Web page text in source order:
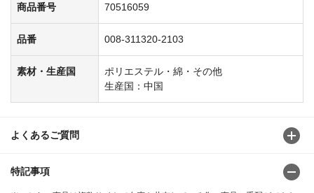
商品番号 70516059
品番 008-311320-2103
素材・生産国
ポリエステル・綿・その他
生産国：中国
よくあるご質問
特記事項